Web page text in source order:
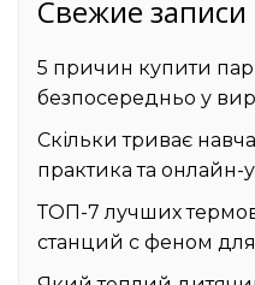
Свежие записи
5 причин купити
безпосередньо у
Скільки триває
практика та онлайн-
ТОП-7 лучших
станций с феном